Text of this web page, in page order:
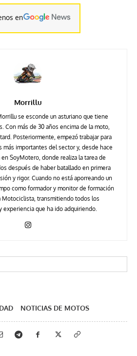
en
Morrillu
se esconde un asturiano que tiene
Con más de 30 años encima de la moto,
Posteriormente, empezó trabajar para
más importantes del sector y, desde hace
SoyMotero, donde realiza la tarea de
después de haber batallado en primera
y rigor. Cuando no está aporreando un
como formador y monitor de formación
Motociclista, transmitiendo todos los
experiencia que ha ido adquiriendo.
NOTICIAS DE MOTOS